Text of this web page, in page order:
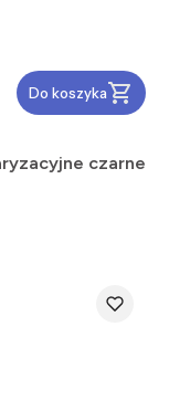
Do koszyka
czarne